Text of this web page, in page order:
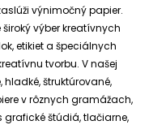
výnimočný papier.
výber kreatívnych
etikiet a špeciálnych
tvorbu. V našej
štruktúrované,
v rôznych gramážach,
štúdiá, tlačiarne,